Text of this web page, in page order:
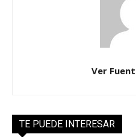
Ver
TE PUEDE INTERESAR